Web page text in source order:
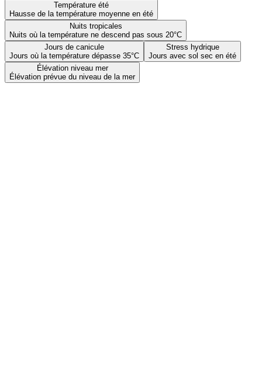
Température été
Hausse de la température moyenne en été
Nuits tropicales
Nuits où la température ne descend pas sous 20°C
Jours de canicule
Jours où la température dépasse 35°C
Stress hydrique
Jours avec sol sec en été
Élévation niveau mer
Élévation prévue du niveau de la mer